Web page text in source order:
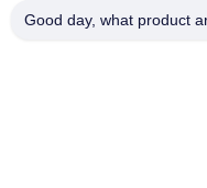
Good day, what product